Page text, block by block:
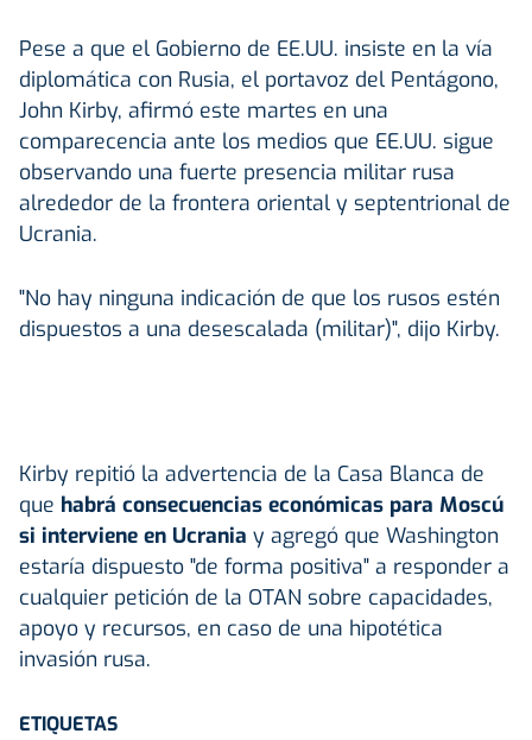
Pese a que el Gobierno de EE.UU. insiste en la vía
diplomática con Rusia, el portavoz del Pentágono,
John Kirby, afirmó este martes en una
comparecencia ante los medios que EE.UU. sigue
observando una fuerte presencia militar rusa
alrededor de la frontera oriental y septentrional de
Ucrania.
"No hay ninguna indicación de que los rusos estén
dispuestos a una desescalada (militar)", dijo Kirby.
Kirby repitió la advertencia de la Casa Blanca de
que habrá consecuencias económicas para Moscú
si interviene en Ucrania y agregó que Washington
estaría dispuesto "de forma positiva" a responder a
cualquier petición de la OTAN sobre capacidades,
apoyo y recursos, en caso de una hipotética
invasión rusa.
ETIQUETAS